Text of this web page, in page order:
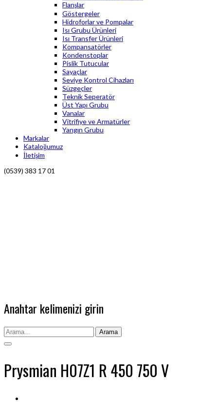
Flanşlar
Göstergeler
Hidroforlar ve Pompalar
Isı Grubu Ürünleri
Isı Transfer Ürünleri
Kompansatörler
Kondenstoplar
Pislik Tutucular
Sayaçlar
Seviye Kontrol Cihazları
Süzgeçler
Teknik Seperatör
Üst Yapı Grubu
Vanalar
Vitrifiye ve Armatürler
Yangın Grubu
Markalar
Kataloğumuz
İletişim
(0539) 383 17 01
Anahtar kelimenizi girin
Arama
Prysmian H07Z1 R 450 750 V